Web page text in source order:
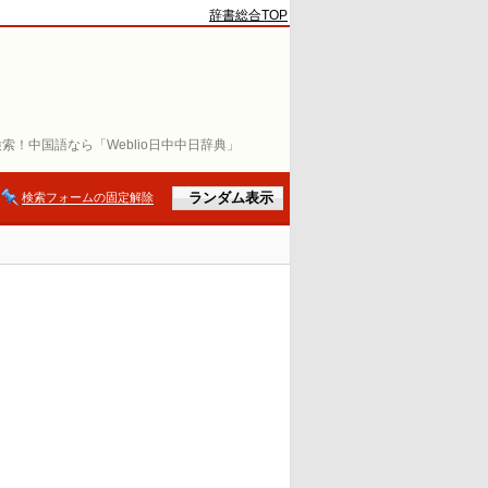
！中国語なら「Weblio日中中日辞典」
辞書総合TOP
検索フォームの固定解除